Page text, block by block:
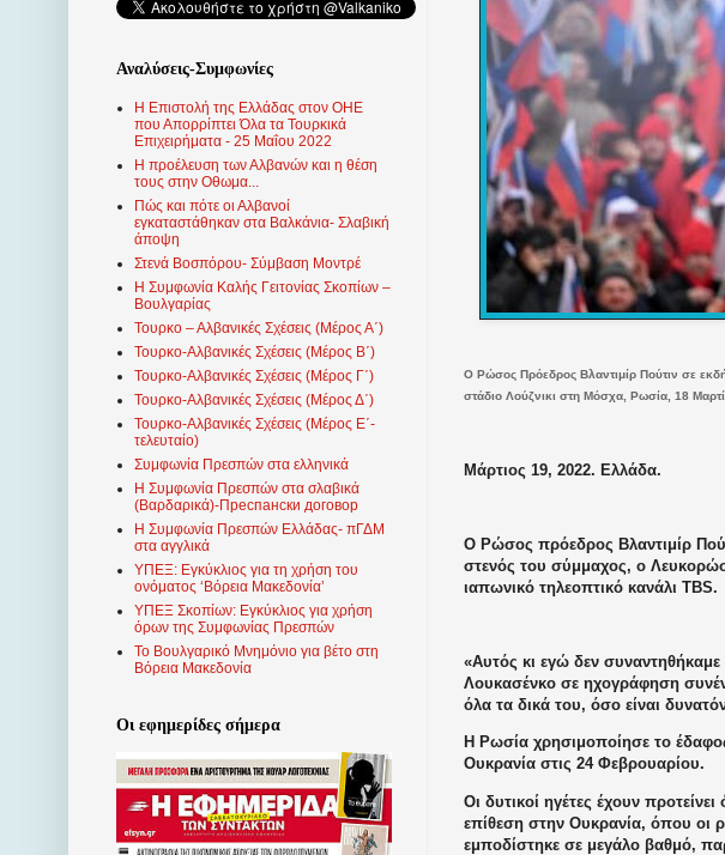
Ο Ρώσος Πρόεδρος Βλαντιμίρ Πούτιν σε
στάδιο Λούζνικι στη Μόσχα, Ρωσία, 18
Μάρτιος 19, 2022. Ελλάδα.
Ο Ρώσος πρόεδρος Βλαντιμίρ
στενός του σύμμαχος, ο
ιαπωνικό τηλεοπτικό κανάλι TBS.
«Αυτός κι εγώ δεν
Λουκασένκο σε ηχογράφηση
όλα τα δικά του, όσο είναι
Η Ρωσία χρησιμοποίησε το
Ουκρανία στις 24 Φεβρουαρίου.
Οι δυτικοί ηγέτες έχουν
επίθεση στην Ουκρανία, όπου οι
εμποδίστηκε σε μεγάλο βαθμό,
Αναλύσεις-Συμφωνίες
Η Επιστολή της Ελλάδας στον ΟΗΕ
που Απορρίπτει Όλα τα Τουρκικά
Επιχειρήματα - 25 Μαΐου 2022
Η προέλευση των Αλβανών και η θέση
τους στην Οθωμα...
Πώς και πότε οι Αλβανοί
εγκαταστάθηκαν στα Βαλκάνια- Σλαβική
άποψη
Στενά Βοσπόρου- Σύμβαση Μοντρέ
Η Συμφωνία Καλής Γειτονίας Σκοπίων –
Βουλγαρίας
Τουρκο – Αλβανικές Σχέσεις (Mέρος Α΄)
Τουρκο-Αλβανικές Σχέσεις (Μέρος Β΄)
Τουρκο-Αλβανικές Σχέσεις (Μέρος Γ΄)
Τουρκο-Αλβανικές Σχέσεις (Μέρος Δ΄)
Τουρκο-Αλβανικές Σχέσεις (Μέρος Ε΄-
τελευταίο)
Συμφωνία Πρεσπών στα ελληνικά
Η Συμφωνία Πρεσπών στα σλαβικά
(Βαρδαρικά)-Преспански договор
Η Συμφωνία Πρεσπών Ελλάδας- πΓΔΜ
στα αγγλικά
ΥΠΕΞ: Εγκύκλιος για τη χρήση του
ονόματος ‘Βόρεια Μακεδονία’
ΥΠΕΞ Σκοπίων: Εγκύκλιος για χρήση
όρων της Συμφωνίας Πρεσπών
Το Βουλγαρικό Μνημόνιο για βέτο στη
Βόρεια Μακεδονία
Οι εφημερίδες σήμερα